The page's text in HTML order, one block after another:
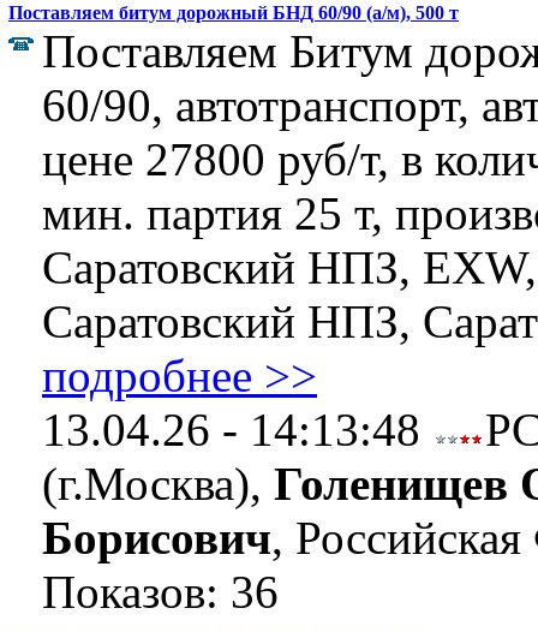
Поставляем битум дорожный БНД 60/90 (а/м), 500 т
Поставляем Битум
60/90, автотранспорт,
цене 27800 руб/т, в
мин. партия 25 т,
Саратовский НПЗ,
Саратовский НПЗ,
подробнее >>
13.04.26 - 14:13:48
(г.Москва), Голенищев
Борисович,
Показов: 36